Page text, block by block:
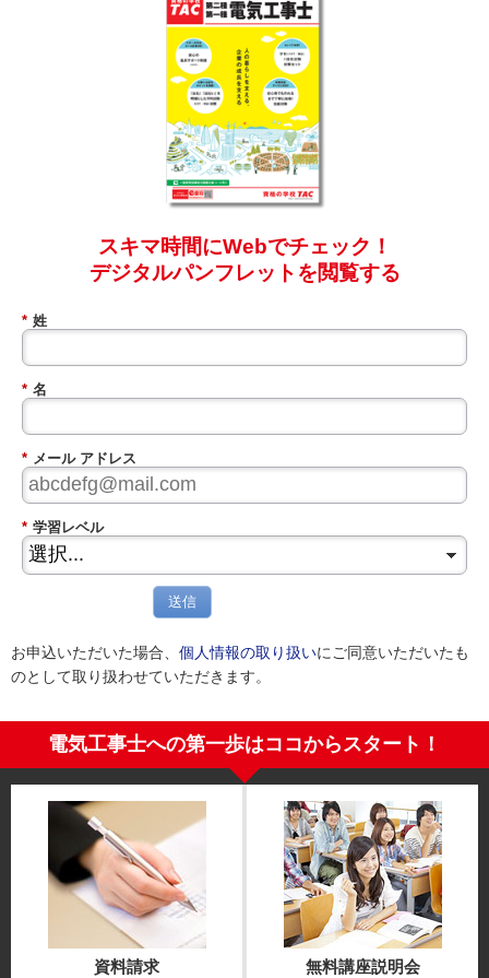
スキマ時間にWebでチェック！
デジタルパンフレットを閲覧する
* 姓
* 名
* メール アドレス
* 学習レベル
送信
お申込いただいた場合、 個人情報の取り扱いにご同意いただいたも
のとして取り扱わせていただきます。
電気工事士への第一歩はココからスタート！
資料請求 無料講座説明会